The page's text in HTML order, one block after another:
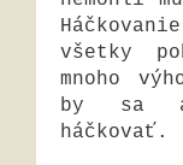
všetky
mnoho
by sa
háčkovať.